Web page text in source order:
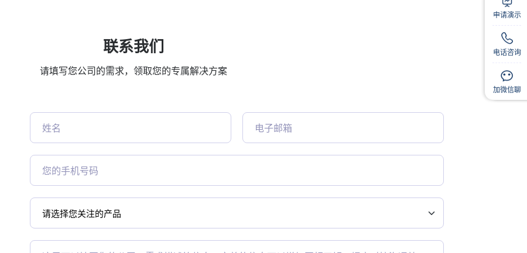
联系我们
请填写您公司的需求，领取您的专属解决方案
申请演示
电话咨询
加微信聊
扫码
扫码